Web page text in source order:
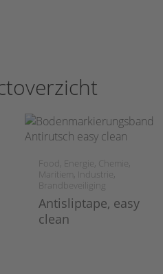
Food, Energie, Chemie,
Maritiem, Industrie,
Brandbeveiliging
Antisliptape, easy
clean